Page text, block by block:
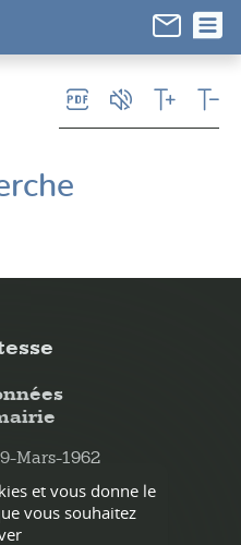
Mars-1962
64 73 94
et vous donne le
vous souhaitez